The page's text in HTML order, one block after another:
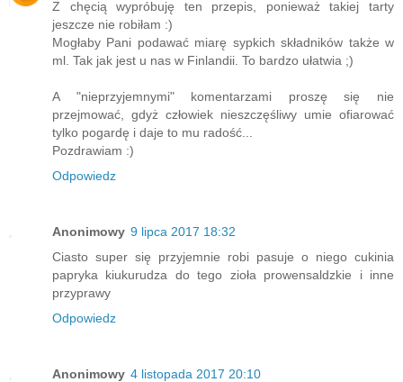
Z chęcią wypróbuję ten przepis, ponieważ takiej tarty
jeszcze nie robiłam :)
Mogłaby Pani podawać miarę sypkich składników także w
ml. Tak jak jest u nas w Finlandii. To bardzo ułatwia ;)
A "nieprzyjemnymi" komentarzami proszę się nie
przejmować, gdyż człowiek nieszczęśliwy umie ofiarować
tylko pogardę i daje to mu radość...
Pozdrawiam :)
Odpowiedz
Anonimowy 9 lipca 2017 18:32
Ciasto super się przyjemnie robi pasuje o niego cukinia
papryka kiukurudza do tego zioła prowensaldzkie i inne
przyprawy
Odpowiedz
Anonimowy 4 listopada 2017 20:10